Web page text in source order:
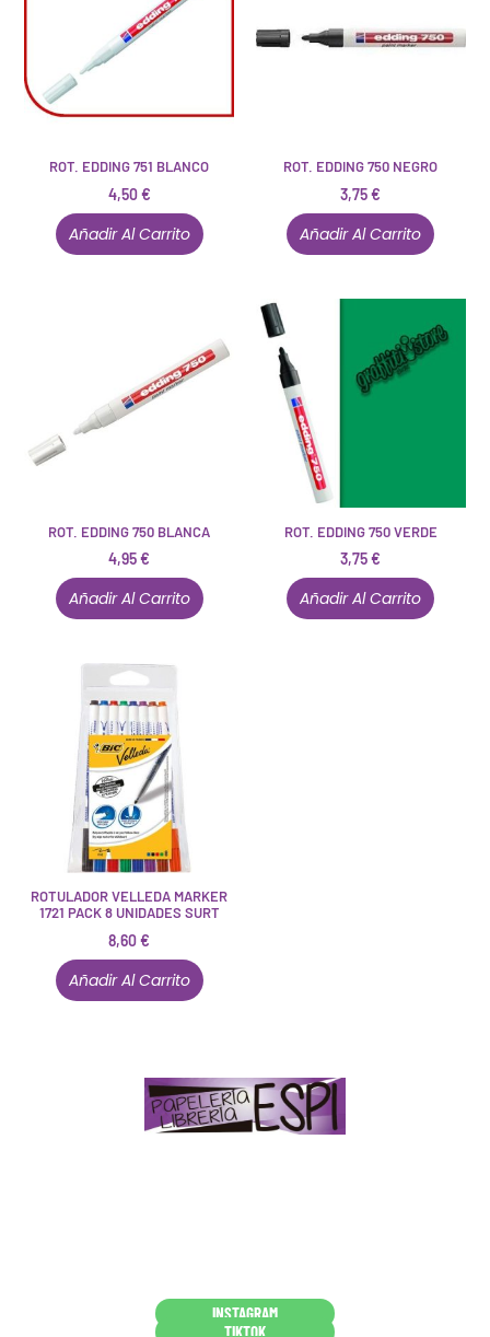
ROT. EDDING 751 BLANCO
4,50€
Añadir Al Carrito
ROT. EDDING 750 NEGRO
3,75€
Añadir Al Carrito
ROT. EDDING 750 BLANCA
4,95€
Añadir Al Carrito
ROT. EDDING 750 VERDE
3,75€
Añadir Al Carrito
ROTULADOR VELLEDA MARKER
1721 PACK 8 UNIDADES SURT
8,60€
Añadir Al Carrito
INSTAGRAM
TIKTOK